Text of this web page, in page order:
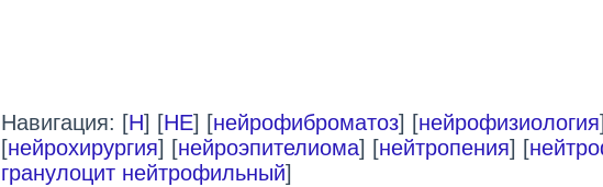
Навигация: [Н] [НЕ] [нейрофиброматоз] [нейрофизиология
[нейрохирургия] [нейроэпителиома] [нейтропения] [
гранулоцит нейтрофильный]